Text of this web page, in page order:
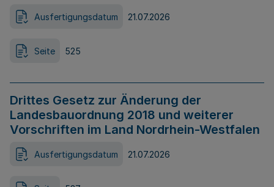
Ausfertigungsdatum 21.07.2026
Seite 525
Drittes Gesetz zur Änderung der
Landesbauordnung 2018 und weiterer
Vorschriften im Land Nordrhein-Westfalen
Ausfertigungsdatum 21.07.2026